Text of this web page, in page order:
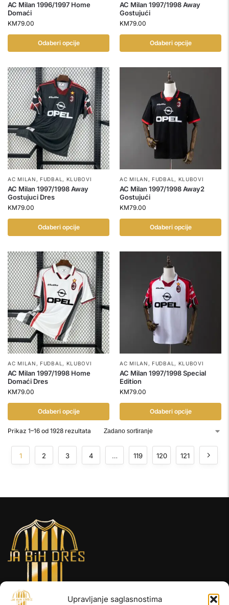
Upravljanje saglasnostima
AC Milan 1996/1997 Home
Domaći
KM79.00
Odaberi opcije
AC Milan 1997/1998 Away
Gostujući
KM79.00
Odaberi opcije
AC MILAN ,FUDBAL , KLUBOVI
AC Milan 1997/1998 Away
Gostujuci Dres
KM79.00
Odaberi opcije
AC MILAN ,FUDBAL , KLUBOVI
AC Milan 1997/1998 Away2
Gostujući
KM79.00
Odaberi opcije
AC MILAN ,FUDBAL , KLUBOVI
AC Milan 1997/1998 Home
Domaći Dres
KM79.00
Odaberi opcije
AC MILAN ,FUDBAL , KLUBOVI
AC Milan 1997/1998 Special
Edition
KM79.00
Odaberi opcije
Prikaz 1–16 od 1928 rezultata
1 2 3 4 … 119 120 121